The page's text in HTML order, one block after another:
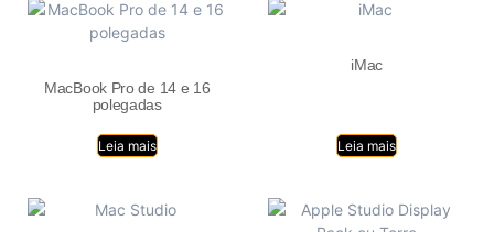
MacBook Pro de 14 e 16
polegadas
Leia mais
iMac
Leia mais